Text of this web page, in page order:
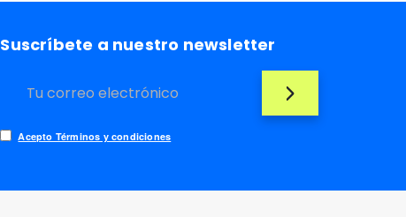
Suscríbete a nuestro newsletter
Acepto Términos y condiciones